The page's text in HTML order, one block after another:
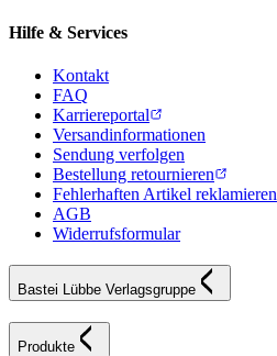
Hilfe & Services
Kontakt
FAQ
Karriereportal
Versandinformationen
Sendung verfolgen
Bestellung retournieren
Fehlerhaften Artikel reklamieren
AGB
Widerrufsformular
Bastei Lübbe Verlagsgruppe
Produkte